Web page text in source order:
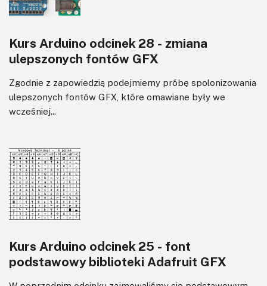
Kurs Arduino odcinek 28 - zmiana
ulepszonych fontów GFX
Zgodnie z zapowiedzią podejmiemy próbę spolonizowania
ulepszonych fontów GFX, które omawiane były we
wcześniej...
Kurs Arduino odcinek 25 - font
podstawowy biblioteki Adafruit GFX